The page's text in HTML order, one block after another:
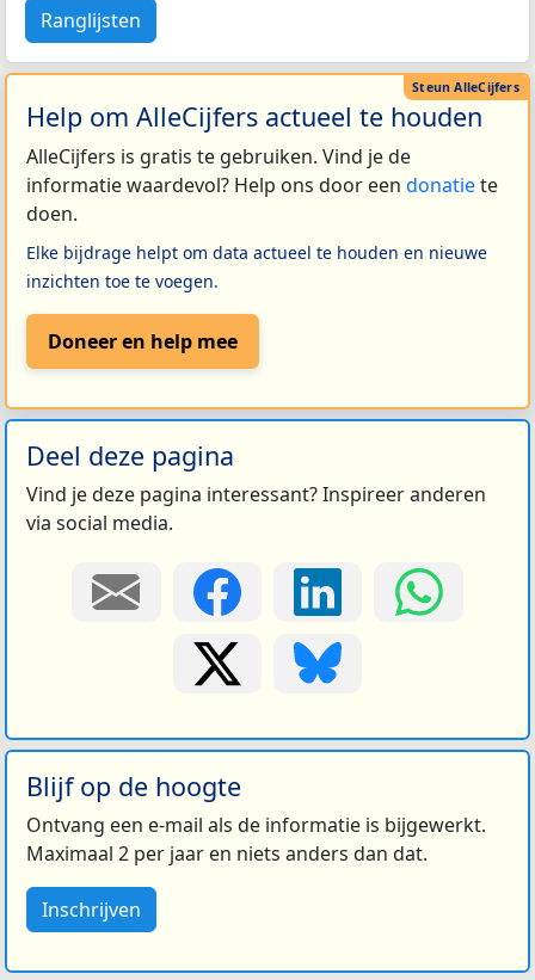
Ranglijsten
Help om AlleCijfers actueel te houden
AlleCijfers is gratis te gebruiken. Vind je de
informatie waardevol? Help ons door een donatiete
doen.
Elke bijdrage helpt om data actueel te houden en nieuwe
inzichten toe te voegen.
Doneer en help mee
Deel deze pagina
Vind je deze pagina interessant? Inspireer anderen
via social media.
Blijf op de hoogte
Ontvang een e-mail als de informatie is bijgewerkt.
Maximaal 2 per jaar en niets anders dan dat.
Inschrijven